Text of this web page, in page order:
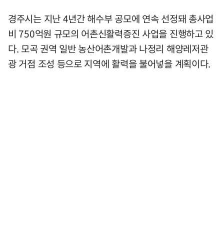
경주시는 지난 4년간 해수부 공모에 연속 선정돼 총사업
비 750억원 규모의 어촌신활력증진 사업을 진행하고 있
다. 모곡 권역 일반 농산어촌개발과 나정리 해양레저관
광 거점 조성 등으로 지역에 활력을 불어넣을 계획이다.